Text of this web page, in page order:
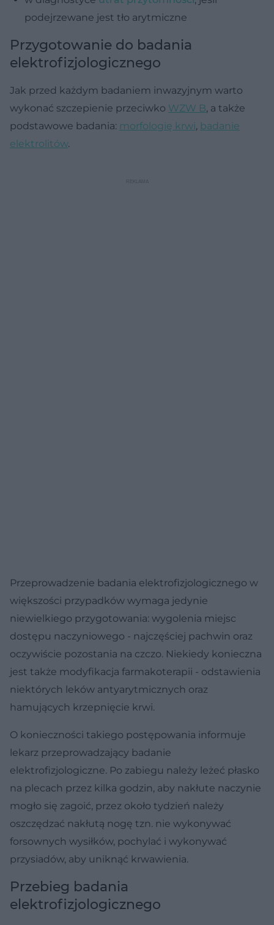
podejrzewane jest tło arytmiczne
Przygotowanie do badania
elektrofizjologicznego
Jak przed każdym badaniem inwazyjnym warto
wykonać szczepienie przeciwko WZW B, a także
podstawowe badania: morfologię krwi, badanie
elektrolitów.
Przeprowadzenie badania elektrofizjologicznego w
większości przypadków wymaga jedynie
niewielkiego przygotowania: wygolenia miejsc
dostępu naczyniowego - najczęściej pachwin oraz
oczywiście pozostania na czczo. Niekiedy konieczna
jest także modyfikacja farmakoterapii - odstawienia
niektórych leków antyarytmicznych oraz
hamujących krzepnięcie krwi.
O konieczności takiego postępowania informuje
lekarz przeprowadzający badanie
elektrofizjologiczne. Po zabiegu należy leżeć płasko
na plecach przez kilka godzin, aby nakłute naczynie
mogło się zagoić, przez około tydzień należy
oszczędzać nakłutą nogę tzn. nie wykonywać
forsownych wysiłków, pochylać i wykonywać
przysiadów, aby uniknąć krwawienia.
Przebieg badania
elektrofizjologicznego